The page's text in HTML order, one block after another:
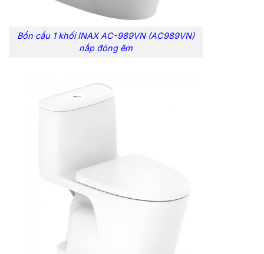
Bồn cầu 1 khối INAX AC-989VN (AC989VN)
nắp đóng êm